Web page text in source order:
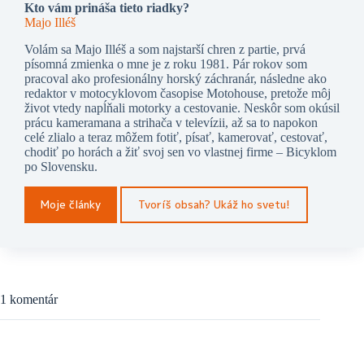
Kto vám prináša tieto riadky?
Majo Illéš
Volám sa Majo Illéš a som najstarší chren z partie, prvá
písomná zmienka o mne je z roku 1981. Pár rokov som
pracoval ako profesionálny horský záchranár, následne ako
redaktor v motocyklovom časopise Motohouse, pretože môj
život vtedy napĺňali motorky a cestovanie. Neskôr som okúsil
prácu kameramana a strihača v televízii, až sa to napokon
celé zlialo a teraz môžem fotiť, písať, kamerovať, cestovať,
chodiť po horách a žiť svoj sen vo vlastnej firme – Bicyklom
po Slovensku.
Moje články Tvoríš obsah? Ukáž ho svetu!
1 komentár